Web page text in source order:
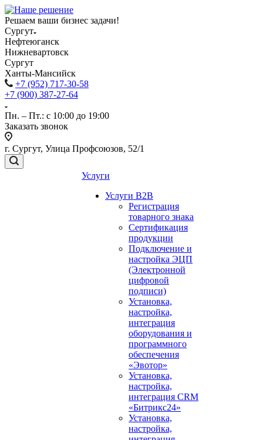
Решаем ваши бизнес задачи!
Сургут
Нефтеюганск
Нижневартовск
Сургут
Ханты-Мансийск
+7 (952) 717-30-58
+7 (900) 387-27-64
Пн. – Пт.: с 10:00 до 19:00
Заказать звонок
г. Сургут, Улица Профсоюзов, 52/1
Услуги
Услуги B2B
Регистрация
товарного знака
Сертификация
продукции
Подключение и
настройка ЭЦП
(Электронной
цифровой
подписи)
Установка,
настройка,
интеграция
оборудования и
программного
обеспечения
«Эвотор»
Установка,
настройка,
интеграция CRM
«Битрикс24»
Установка,
настройка,